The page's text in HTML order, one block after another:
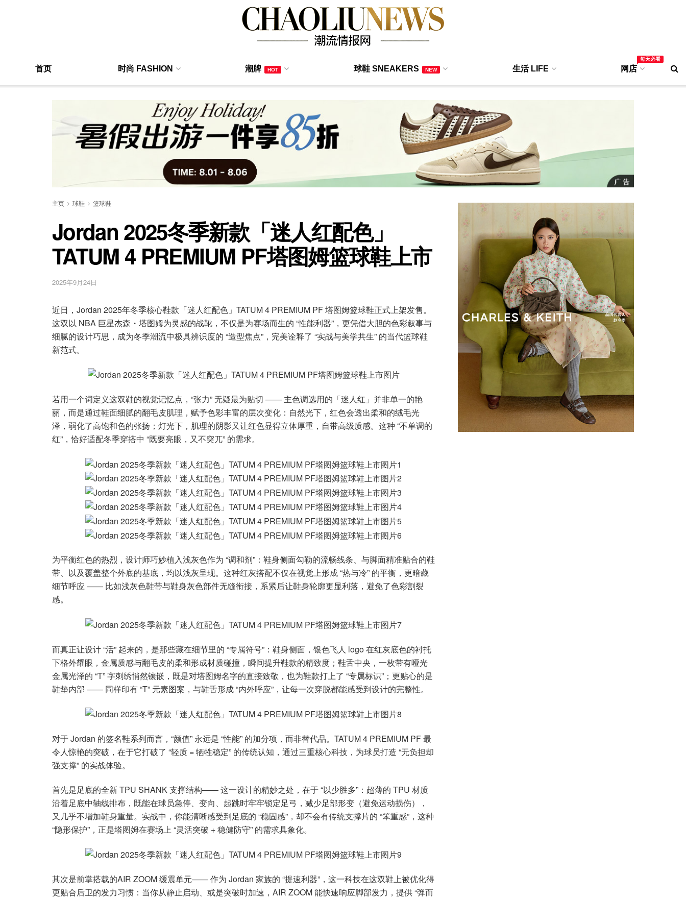
首页 时尚 FASHION 潮牌 HOT 球鞋 SNEAKERS NEW 生活 LIFE 网店
每天必看
主页 球鞋 篮球鞋
Jordan 2025冬季新款「迷人红配色」
TATUM 4 PREMIUM PF塔图姆篮球鞋上市
2025年9月24日
近日，Jordan 2025年冬季核心鞋款「迷人红配色」TATUM 4 PREMIUM PF 塔图姆篮球鞋正式上架发售。
这双以 NBA 巨星杰森・塔图姆为灵感的战靴，不仅是为赛场而生的 “性能利器”，更凭借大胆的色彩叙事与
细腻的设计巧思，成为冬季潮流中极具辨识度的 “造型焦点”，完美诠释了 “实战与美学共生” 的当代篮球鞋
新范式。
若用一个词定义这双鞋的视觉记忆点，“张力” 无疑最为贴切 —— 主色调选用的「迷人红」并非单一的艳
丽，而是通过鞋面细腻的翻毛皮肌理，赋予色彩丰富的层次变化：自然光下，红色会透出柔和的绒毛光
泽，弱化了高饱和色的张扬；灯光下，肌理的阴影又让红色显得立体厚重，自带高级质感。这种 “不单调的
红”，恰好适配冬季穿搭中 “既要亮眼，又不突兀” 的需求。
为平衡红色的热烈，设计师巧妙植入浅灰色作为 “调和剂”：鞋身侧面勾勒的流畅线条、与脚面精准贴合的鞋
带、以及覆盖整个外底的基底，均以浅灰呈现。这种红灰搭配不仅在视觉上形成 “热与冷” 的平衡，更暗藏
细节呼应 —— 比如浅灰色鞋带与鞋身灰色部件无缝衔接，系紧后让鞋身轮廓更显利落，避免了色彩割裂
感。
而真正让设计 “活” 起来的，是那些藏在细节里的 “专属符号”：鞋身侧面，银色飞人 logo 在红灰底色的衬托
下格外耀眼，金属质感与翻毛皮的柔和形成材质碰撞，瞬间提升鞋款的精致度；鞋舌中央，一枚带有哑光
金属光泽的 “T” 字刺绣悄然镶嵌，既是对塔图姆名字的直接致敬，也为鞋款打上了 “专属标识”；更贴心的是
鞋垫内部 —— 同样印有 “T” 元素图案，与鞋舌形成 “内外呼应”，让每一次穿脱都能感受到设计的完整性。
对于 Jordan 的签名鞋系列而言，“颜值” 永远是 “性能” 的加分项，而非替代品。TATUM 4 PREMIUM PF 最
令人惊艳的突破，在于它打破了 “轻质 = 牺牲稳定” 的传统认知，通过三重核心科技，为球员打造 “无负担却
强支撑” 的实战体验。
首先是足底的全新 TPU SHANK 支撑结构—— 这一设计的精妙之处，在于 “以少胜多”：超薄的 TPU 材质
沿着足底中轴线排布，既能在球员急停、变向、起跳时牢牢锁定足弓，减少足部形变（避免运动损伤），
又几乎不增加鞋身重量。实战中，你能清晰感受到足底的 “稳固感”，却不会有传统支撑片的 “笨重感”，这种
“隐形保护”，正是塔图姆在赛场上 “灵活突破 + 稳健防守” 的需求具象化。
其次是前掌搭载的AIR ZOOM 缓震单元—— 作为 Jordan 家族的 “提速利器”，这一科技在这双鞋上被优化得
更贴合后卫的发力习惯：当你从静止启动、或是突破时加速，AIR ZOOM 能快速响应脚部发力，提供 “弹而